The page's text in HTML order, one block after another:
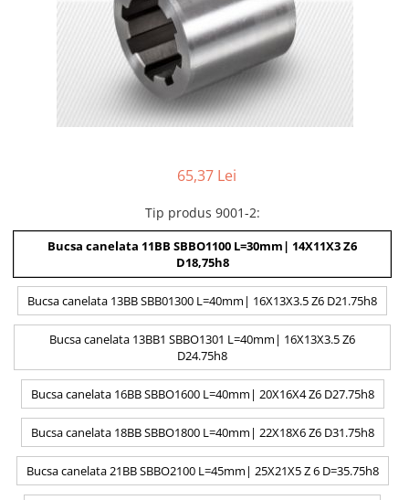
MULTIMATERIAL
65,37 Lei
Tip produs 9001-2:
Bucsa canelata 11BB SBBO1100 L=30mm| 14X11X3 Z6
D18,75h8
Bucsa canelata 13BB SBB01300 L=40mm| 16X13X3.5 Z6 D21.75h8
Bucsa canelata 13BB1 SBBO1301 L=40mm| 16X13X3.5 Z6
D24.75h8
Bucsa canelata 16BB SBBO1600 L=40mm| 20X16X4 Z6 D27.75h8
Bucsa canelata 18BB SBBO1800 L=40mm| 22X18X6 Z6 D31.75h8
Bucsa canelata 21BB SBBO2100 L=45mm| 25X21X5 Z 6 D=35.75h8